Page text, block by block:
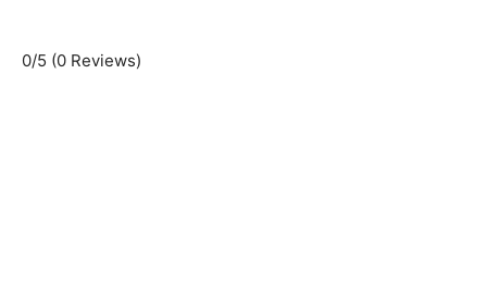
0/5 (0 Reviews)